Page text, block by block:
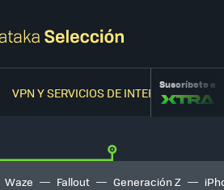
VPN Y SERVICIOS DE INTERNETSuscríbete a
Waze Fallout Generación Z